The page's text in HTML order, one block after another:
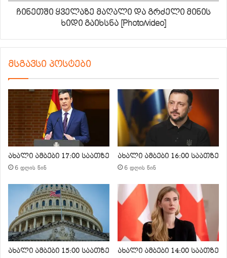
ჩინეთში ყველაზე მაღალი და გრძელი მინის
ხიდი გაიხსნა [Photo/video]
მსგავსი პოსტები
ახალი ამბები 17:00 საათზე
6 დღის წინ
ახალი ამბები 16:00 საათზე
6 დღის წინ
ახალი ამბები 15:00 საათზე ახალი ამბები 14:00 საათზე